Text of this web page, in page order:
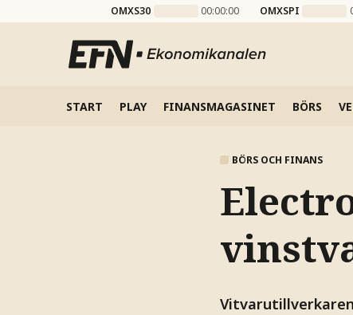
OMXS30 00:00:00 OMXSPI
START PLAY FINANSMAGASINET BÖRS
BÖRS OCH FINANS